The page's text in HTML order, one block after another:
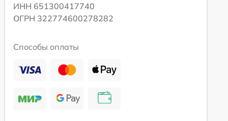
ИНН 651300417740
ОГРН 322774600278282
Способы оплаты